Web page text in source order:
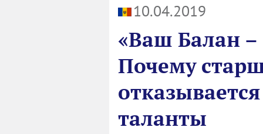
10.04.2019
«Ваш Балан –
Почему
таланты